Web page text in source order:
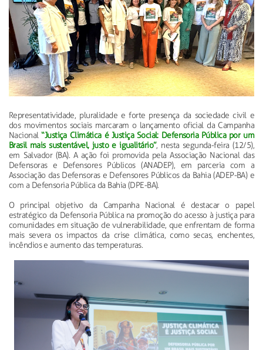
Representatividade, pluralidade e forte presença da sociedade civil e
dos movimentos sociais marcaram o lançamento oficial da Campanha
Nacional“Justiça Climática é Justiça Social: Defensoria Pública por um
Brasil mais sustentável, justo e igualitário”, nesta segunda-feira (12/5),
em Salvador (BA). A ação foi promovida pela Associação Nacional das
Defensoras e Defensores Públicos (ANADEP), em parceria com a
Associação das Defensoras e Defensores Públicos da Bahia (ADEP-BA) e
com a Defensoria Pública da Bahia (DPE-BA).
O principal objetivo da Campanha Nacional é destacar o papel
estratégico da Defensoria Pública na promoção do acesso à justiça para
comunidades em situação de vulnerabilidade, que enfrentam de forma
mais severa os impactos da crise climática, como secas, enchentes,
incêndios e aumento das temperaturas.